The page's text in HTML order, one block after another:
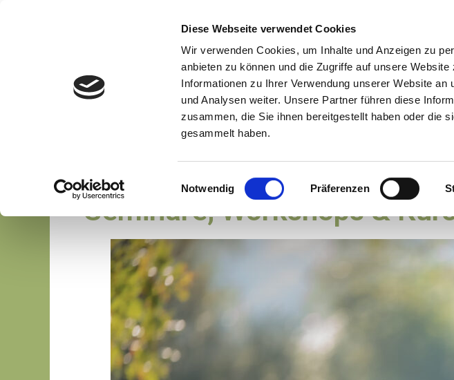
Diese Webseite verwendet Cookies
Wir verwenden Cookies, um Inhalte und Anzeigen zu
anbieten zu können und die Zugriffe auf unsere
Informationen zu Ihrer Verwendung unserer Website
und Analysen weiter. Unsere Partner führen diese
zusammen, die Sie ihnen bereitgestellt haben oder die
gesammelt haben.
Einwilligungsauswahl
Notwendig Präferenzen
Deine Tierbotschaften
Ablauf
Über
Seminare, Workshops &